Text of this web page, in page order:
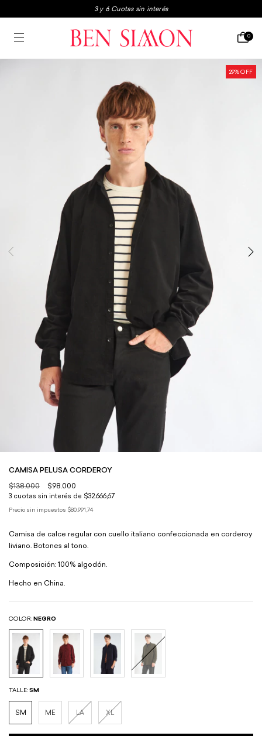
3x2 en boxers y medias
Envio gratis a partir de $250.000 0
29% OFF
CAMISA PELUSA CORDEROY
$138.000 $98.000
3 cuotas sin interés de $32.666,67
Precio sin impuestos $80.991,74
Camisa de calce regular con cuello italiano confeccionada en corderoy
liviano. Botones al tono.
Composición: 100% algodón.
Hecho en China.
COLOR: NEGRO
TALLE:SM
SM ME LA XL